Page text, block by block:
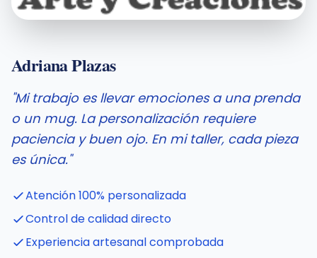
Adriana Plazas
"Mi trabajo es llevar emociones a una prenda
o un mug. La personalización requiere
paciencia y buen ojo. En mi taller, cada pieza
es única."
Atención 100% personalizada
Control de calidad directo
Experiencia artesanal comprobada